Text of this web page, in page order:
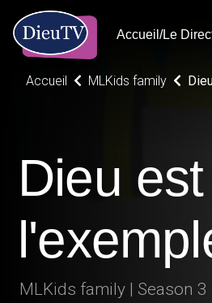
Accueil/Le
Accueil MLKids family
Dieu
MLKids family | Season 3